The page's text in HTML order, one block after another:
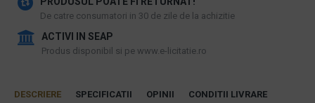
De catre consumatori in 30 de zile de la achizitie
ACTIVI IN SEAP
Produs disponibil si pe www.e-licitatie.ro
DESCRIERE SPECIFICATII OPINII CONDITII LIVRARE